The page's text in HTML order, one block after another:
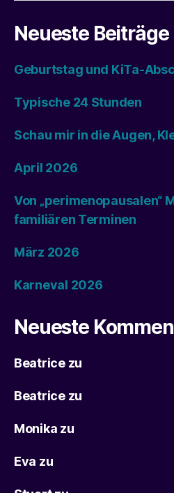
Neueste Beiträge
Geburtstag und KiTa-
Typische 24 Stunden
Schau mir in die Augen,
April 2026
Von „perimenopausalen“
familiären Terminen
März 2026
Karneval 2026
Neueste
Beatricezu
Beatricezu
Monika zu
Eva zu